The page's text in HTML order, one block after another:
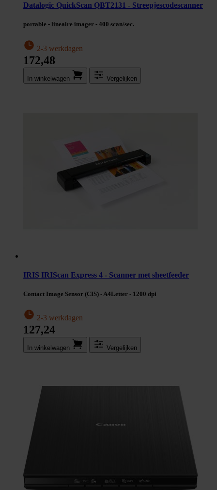
Datalogic QuickScan QBT2131 - Streepjescodescanner
portable - lineaire imager - 400 scan/sec.
2-3 werkdagen
172,48
In winkel­wagen Vergelijken
IRIS IRIScan Express 4 - Scanner met sheetfeeder
Contact Image Sensor (CIS) - A4Letter - 1200 dpi
2-3 werkdagen
127,24
In winkel­wagen Vergelijken